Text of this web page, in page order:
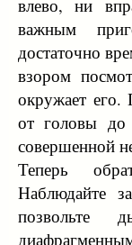
влево, ни
важным
достаточно
взором
окружает его.
от головы до
совершенной
Теперь
Наблюдайте
позвольте